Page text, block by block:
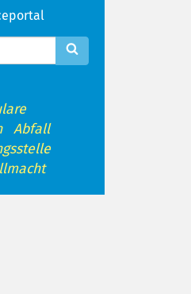
Abfall